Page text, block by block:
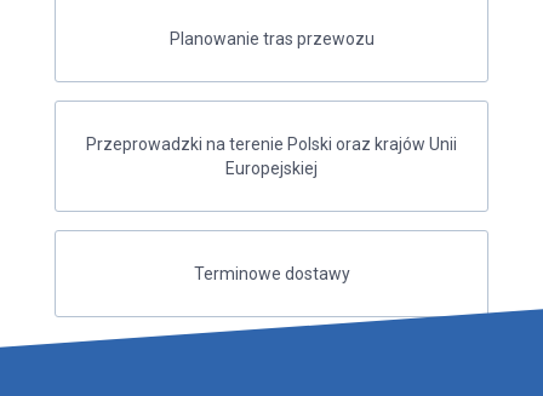
Planowanie tras przewozu
Przeprowadzki na terenie Polski oraz krajów Unii
Europejskiej
Terminowe dostawy